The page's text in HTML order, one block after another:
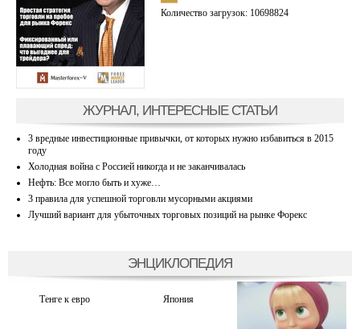
Количество загрузок: 10698824
ЖУРНАЛ, ИНТЕРЕСНЫЕ СТАТЬИ
3 вредные инвестиционные привычки, от которых нужно избавиться в 2015
году
Холодная война с Россией никогда и не заканчивалась
Нефть: Все могло быть и хуже…
3 правила для успешной торговли мусорными акциями
Лучший вариант для убыточных торговых позиций на рынке Форекс
ЭНЦИКЛОПЕДИЯ
Тенге к евро Япония